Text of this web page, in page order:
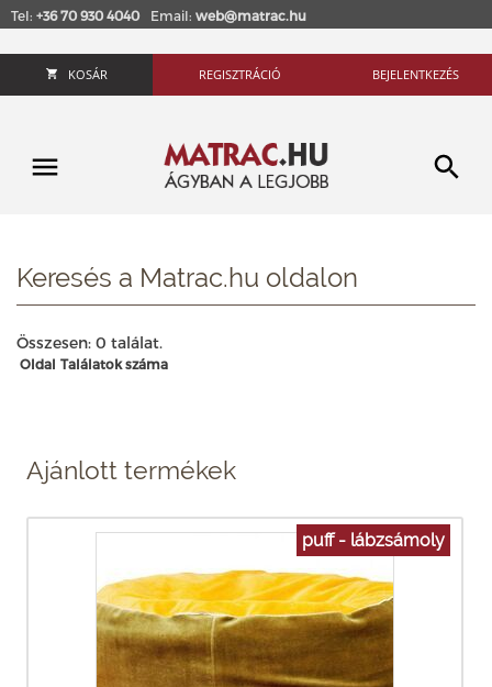
Tel: +36 70 930 4040 Email: web@matrac.hu
KOSÁR REGISZTRÁCIÓ BEJELENTKEZÉS
Keresés a Matrac.hu oldalon
Összesen: 0 találat.
Oldal Találatok száma
Ajánlott termékek
puff - lábzsámoly